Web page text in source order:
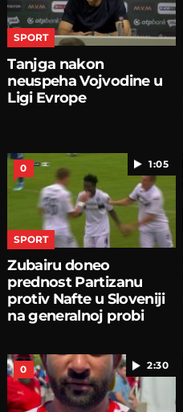
SPORT
Tanjga nakon
neuspeha Vojvodine u
Ligi Evrope
1:05
0
SPORT
Zubairu doneo
prednost Partizanu
protiv Nafte u Sloveniji
na generalnoj probi
2:30
0